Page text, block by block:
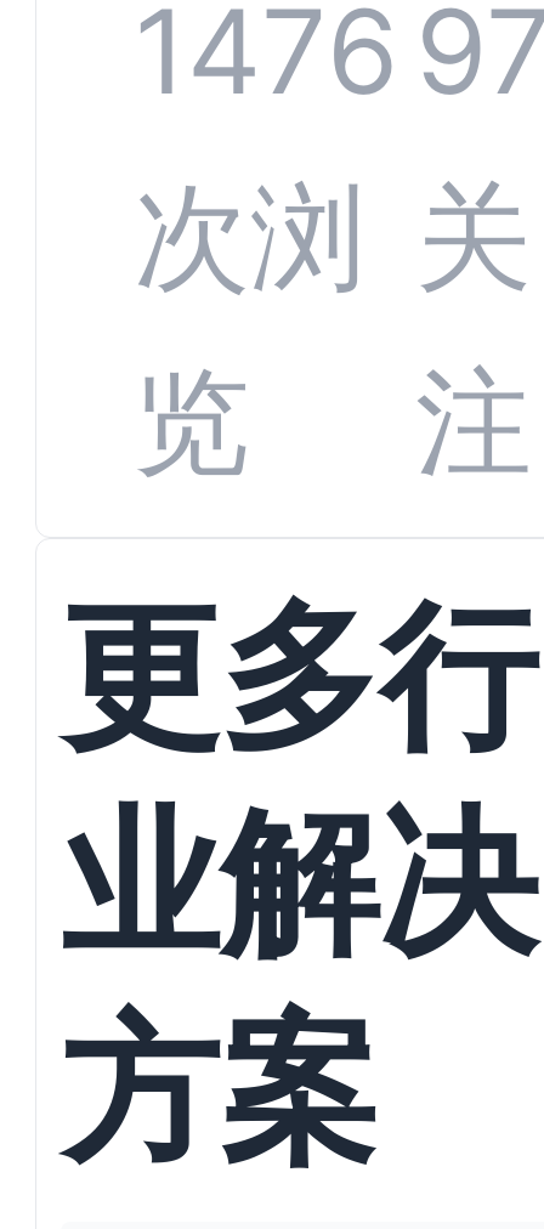
增长与
数字化
蜕变
全渠道
数据对
接
1476
次浏
览
关
注
更多行
业解决
方案